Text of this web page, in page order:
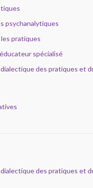
psychanalytiques
pratiques
spécialisé
des pratiques et
des pratiques et